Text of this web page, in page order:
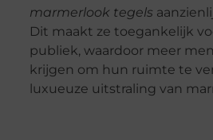
marmerlook tegels
Dit maakt ze toegankelijk
publiek, waardoor meer
krijgen om hun ruimte te
luxueuze uitstraling van